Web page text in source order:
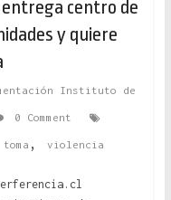
entrega centro de
y quiere
Instituto de
0 Comment
toma , violencia